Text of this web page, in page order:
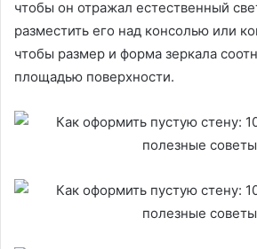
чтобы он отражал естественный
разместить его над консолью или
чтобы размер и форма зеркала
площадью поверхности.